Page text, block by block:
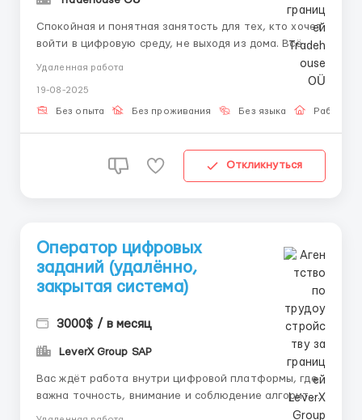
Спокойная и понятная занятость для тех, кто хочет
войти в цифровую среду, не выходя из дома. Всё
проходит внутри защищённого интерфейса:
общения, без хаоса — всё по делу. 📌 Обязанности: –
Авторизация в платформе – Подтверждение внут...
Удаленная работа
19-08-2025
Без опыта Без проживания Без языка Работа
Откликнуться
Оператор цифровых
заданий (удалённо,
закрытая система)
3000$ / в месяц
LeverX Group SAP
Вас ждёт работа внутри цифровой платформы, где
важна точность, внимание и соблюдение алгоритма.
Каждый этап заранее прописан. Обучение займёт